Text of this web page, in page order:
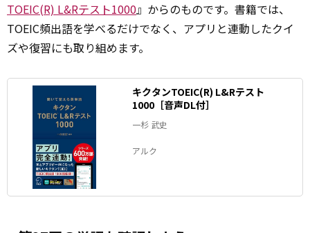
TOEIC(R) L&Rテスト1000』からのものです。書籍では、
TOEIC頻出語を学べるだけでなく、アプリと連動したクイ
ズや復習にも取り組めます。
キクタンTOEIC(R) L&Rテスト
1000［音声DL付］
一杉 武史
アルク